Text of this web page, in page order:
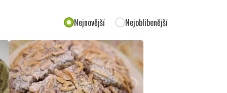
Nejnovější Nejoblíbenější